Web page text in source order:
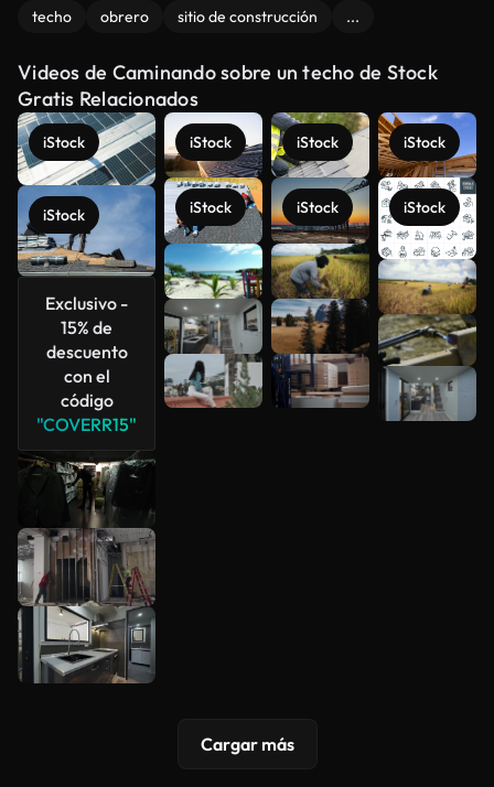
techo obrero sitio de construcción ...
Videos de Caminando sobre un techo de Stock
Gratis Relacionados
iStock
iStock
Exclusivo -
15% de
descuento
con el
código
"COVERR15"
iStock
iStock
iStock
iStock
iStock
iStock
Ver más
Cargar más